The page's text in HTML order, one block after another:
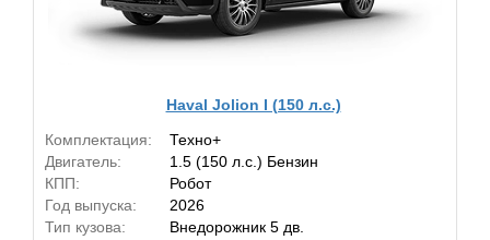
Haval Jolion I (150 л.с.)
Комплектация:
Техно+
Двигатель:
1.5 (150 л.с.) Бензин
КПП:
Робот
Год выпуска:
2026
Тип кузова:
Внедорожник 5 дв.